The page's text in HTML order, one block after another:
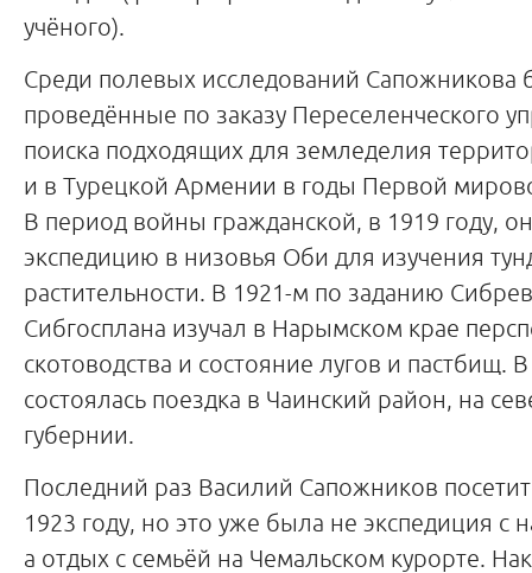
учёного).
Среди полевых исследований Сапожникова
проведённые по заказу Переселенческого
поиска подходящих для земледелия
и в Турецкой Армении в годы Первой
В период войны гражданской, в 1919 году,
экспедицию в низовья Оби для изучения
растительности. В 1921-м по заданию
Сибгосплана изучал в Нарымском крае
скотоводства и состояние лугов и пастбищ.
состоялась поездка в Чаинский район, на
губернии.
Последний раз Василий Сапожников
1923 году, но это уже была не экспедиция с
а отдых с семьёй на Чемальском курорте.